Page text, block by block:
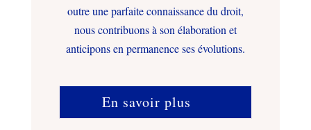
outre une parfaite connaissance du droit,
nous contribuons à son élaboration et
anticipons en permanence ses évolutions.
En savoir plus